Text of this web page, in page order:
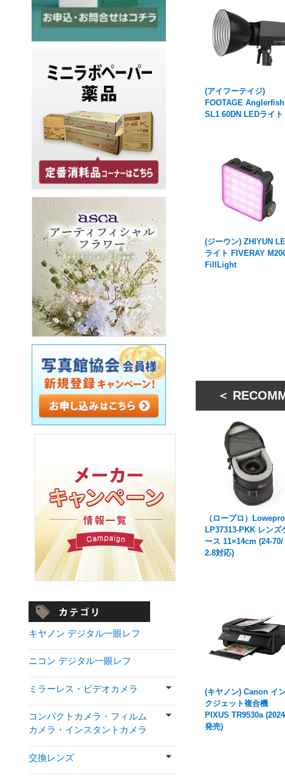
(アイフーテイジ)
FOOTAGE Anglerfish
SL1 60DN LEDライト
(ジーウン) ZHIYUN
ライト FIVERAY
FillLight
＜
（ロープロ）Lowepro
LP37313-PKK レンズ
ース 11×14cm (24-70/
2.8対応)
(キヤノン) Canon イ
クジェット複合機
PIXUS TR9530a
発売)
キヤノン デジタル一眼レフ
ニコン デジタル一眼レフ
ミラーレス・ビデオカメラ
コンパクトカメラ・フィルム
カメラ・インスタントカメラ
交換レンズ